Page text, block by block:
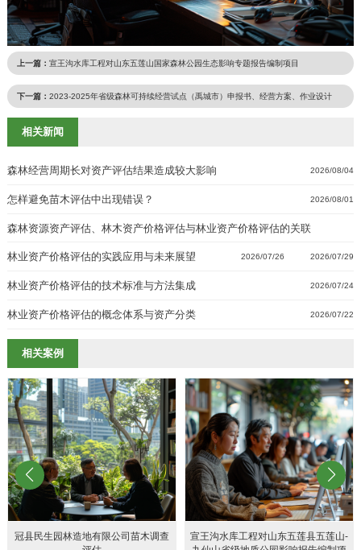
上一篇： 宣王沟水库工程对山东五莲山国家森林公园生态影响专题报告编制项目
下一篇： 2023-2025年省级森林可持续经营试点（禹城市）申报书、经营方案、作业设计
相关新闻
森林经营周期长对资产评估结果造成较大影响 2026/08/04
怎样避免苗木评估中出现错误？ 2026/08/01
森林资源资产评估、林木资产价格评估与林业资产价格评估的关联
2026/07/29
林业资产价格评估的实践应用与未来展望 2026/07/26
林业资产价格评估的技术标准与方法集成 2026/07/24
林业资产价格评估的概念体系与资产分类 2026/07/22
相关案例
冠县民生园林造地有限公司苗木调查
宣王沟水库工程对山东五莲县五莲山-